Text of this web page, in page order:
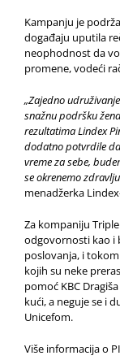
Kampanju je
događaju uputila
neophodnost da
promene, vodeći
„Zajedno
snažnu podršku
rezultatima Lindex
dodatno potvrdile
vreme za sebe,
se okrenemo
menadžerka
Za kompaniju
odgovornosti kao i
poslovanja, i
kojih su neke
pomoć KBC
kući, a neguje se i
Unicefom.
Više informacija o